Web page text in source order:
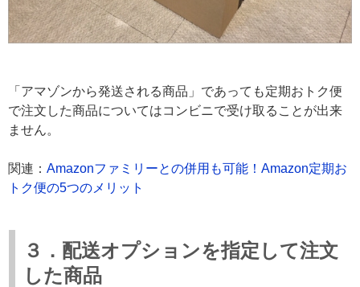
「アマゾンから発送される商品」であっても定期おトク便
で注文した商品についてはコンビニで受け取ることが出来
ません。
関連： Amazonファミリーとの併用も可能！Amazon定期お
トク便の5つのメリット
３．配送オプションを指定して注文
した商品